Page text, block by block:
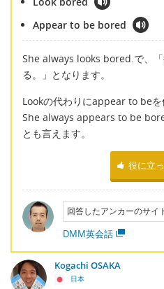
Appear to be bored
She always looks bored.で、
る。」となります。
Lookの代わりにappear to beを
She always appears to be
とも言えます。
役に立
回答したアンカーのサイ
DMM英会話
Kogachi OSAKA
日本